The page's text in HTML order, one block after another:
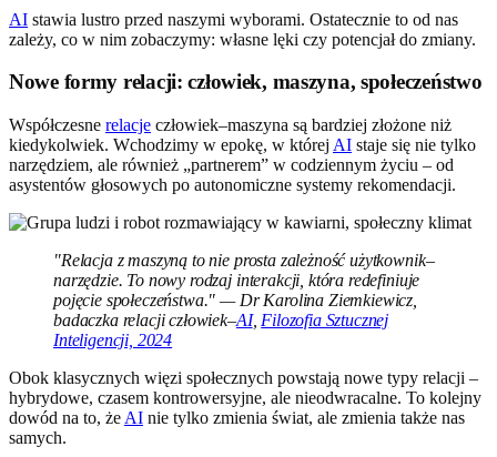
AI stawia lustro przed naszymi wyborami. Ostatecznie to od nas
zależy, co w nim zobaczymy: własne lęki czy potencjał do zmiany.
Nowe formy relacji: człowiek, maszyna, społeczeństwo
Współczesne relacje człowiek–maszyna są bardziej złożone niż
kiedykolwiek. Wchodzimy w epokę, w której AI staje się nie tylko
narzędziem, ale również „partnerem” w codziennym życiu – od
asystentów głosowych po autonomiczne systemy rekomendacji.
"Relacja z maszyną to nie prosta zależność użytkownik–
narzędzie. To nowy rodzaj interakcji, która redefiniuje
pojęcie społeczeństwa." — Dr Karolina Ziemkiewicz,
badaczka relacji człowiek–AI, Filozofia Sztucznej
Inteligencji, 2024
Obok klasycznych więzi społecznych powstają nowe typy relacji –
hybrydowe, czasem kontrowersyjne, ale nieodwracalne. To kolejny
dowód na to, że AI nie tylko zmienia świat, ale zmienia także nas
samych.